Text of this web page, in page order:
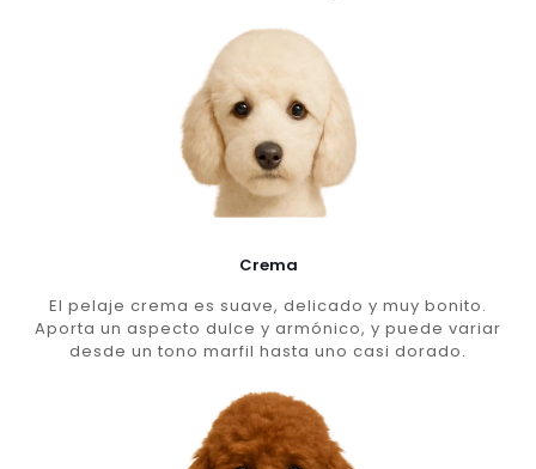
Crema
El pelaje crema es suave, delicado y muy bonito.
Aporta un aspecto dulce y armónico, y puede variar
desde un tono marfil hasta uno casi dorado.